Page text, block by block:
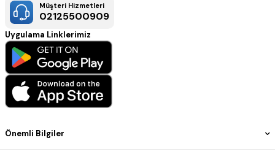
Önemli Bilgiler
Müşteri Hizmetleri
02125500909
Uygulama Linklerimiz